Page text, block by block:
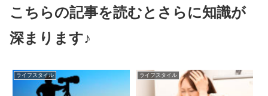
こちらの記事を読むとさらに知識が
深まります♪
ライフスタイル ライフスタイル